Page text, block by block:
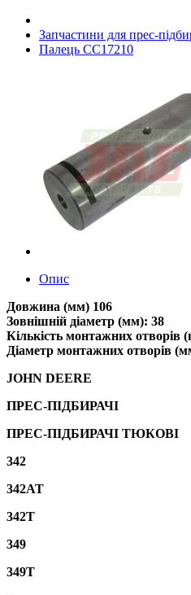
Запчастини для прес-
Палець CC17210
Опис
Довжина (мм) 106
Зовнішній діаметр (мм): 38
Кількість монтажних отворів
Діаметр монтажних отворів
JOHN DEERE
ПРЕС-ПІДБИРАЧІ
ПРЕС-ПІДБИРАЧІ ТЮКОВІ
342
342AT
342T
349
349T